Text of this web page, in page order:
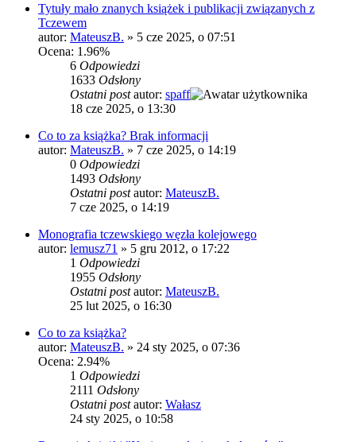
Tytuły mało znanych książek i publikacji związanych z
Tczewem
autor: MateuszB. » 5 cze 2025, o 07:51
Ocena: 1.96%
6 Odpowiedzi
1633 Odsłony
Ostatni postautor: spaff
18 cze 2025, o 13:30
Co to za książka? Brak informacji
autor: MateuszB. » 7 cze 2025, o 14:19
0 Odpowiedzi
1493 Odsłony
Ostatni postautor: MateuszB.
7 cze 2025, o 14:19
Monografia tczewskiego węzła kolejowego
autor: lemusz71 » 5 gru 2012, o 17:22
1 Odpowiedzi
1955 Odsłony
Ostatni postautor: MateuszB.
25 lut 2025, o 16:30
Co to za książka?
autor: MateuszB. » 24 sty 2025, o 07:36
Ocena: 2.94%
1 Odpowiedzi
2111 Odsłony
Ostatni postautor: Wałasz
24 sty 2025, o 10:58